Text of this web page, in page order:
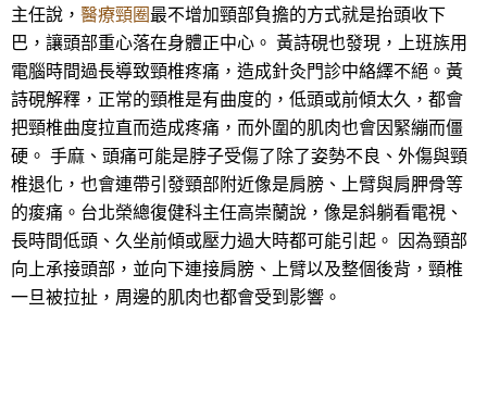
主任說， 醫療頸圈最不增加頸部負擔的方式就是抬頭收下
巴，讓頭部重心落在身體正中心。 黃詩硯也發現，上班族用
電腦時間過長導致頸椎疼痛，造成針灸門診中絡繹不絕。黃
詩硯解釋，正常的頸椎是有曲度的，低頭或前傾太久，都會
把頸椎曲度拉直而造成疼痛，而外圍的肌肉也會因緊繃而僵
硬。 手麻、頭痛可能是脖子受傷了除了姿勢不良、外傷與頸
椎退化，也會連帶引發頸部附近像是肩膀、上臂與肩胛骨等
的痠痛。台北榮總復健科主任高崇蘭說，像是斜躺看電視、
長時間低頭、久坐前傾或壓力過大時都可能引起。 因為頸部
向上承接頭部，並向下連接肩膀、上臂以及整個後背，頸椎
一旦被拉扯，周邊的肌肉也都會受到影響。